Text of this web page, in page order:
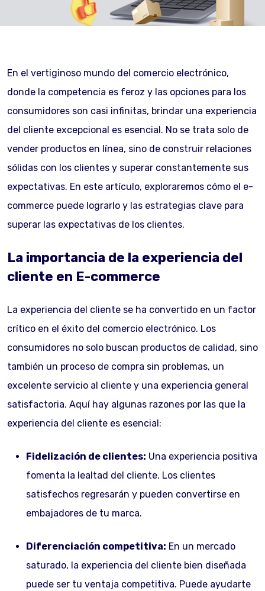
En el vertiginoso mundo del comercio electrónico,
donde la competencia es feroz y las opciones para los
consumidores son casi infinitas, brindar una experiencia
del cliente excepcional es esencial. No se trata solo de
vender productos en línea, sino de construir relaciones
sólidas con los clientes y superar constantemente sus
expectativas. En este artículo, exploraremos cómo el e-
commerce puede lograrlo y las estrategias clave para
superar las expectativas de los clientes.
La importancia de la experiencia del
cliente en E-commerce
La experiencia del cliente se ha convertido en un factor
crítico en el éxito del comercio electrónico. Los
consumidores no solo buscan productos de calidad, sino
también un proceso de compra sin problemas, un
excelente servicio al cliente y una experiencia general
satisfactoria. Aquí hay algunas razones por las que la
experiencia del cliente es esencial:
Fidelización de clientes: Una experiencia positiva
fomenta la lealtad del cliente. Los clientes
satisfechos regresarán y pueden convertirse en
embajadores de tu marca.
Diferenciación competitiva: En un mercado
saturado, la experiencia del cliente bien diseñada
puede ser tu ventaja competitiva. Puede ayudarte